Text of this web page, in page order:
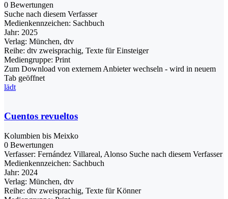
0 Bewertungen
Suche nach diesem Verfasser
Medienkennzeichen: Sachbuch
Jahr: 2025
Verlag: München, dtv
Reihe: dtv zweisprachig, Texte für Einsteiger
Mediengruppe: Print
Zum Download von externem Anbieter wechseln - wird in neuem
Tab geöffnet
lädt
Cuentos revueltos
Kolumbien bis Meixko
0 Bewertungen
Verfasser: Fernández Villareal, Alonso Suche nach diesem Verfasser
Medienkennzeichen: Sachbuch
Jahr: 2024
Verlag: München, dtv
Reihe: dtv zweisprachig, Texte für Könner